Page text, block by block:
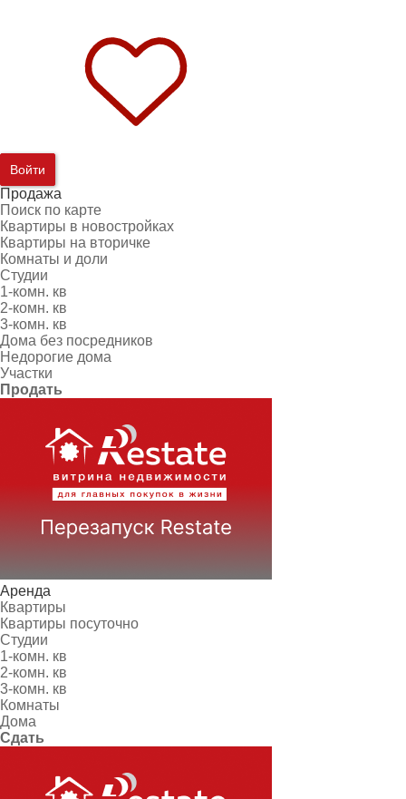
Войти
Продажа
Поиск по карте
Квартиры в новостройках
Квартиры на вторичке
Комнаты и доли
Студии
1-комн. кв
2-комн. кв
3-комн. кв
Дома без посредников
Недорогие дома
Участки
Продать
Аренда
Квартиры
Квартиры посуточно
Студии
1-комн. кв
2-комн. кв
3-комн. кв
Комнаты
Дома
Сдать